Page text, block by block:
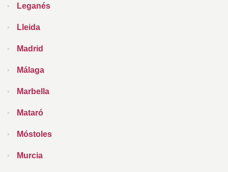
Leganés
Lleida
Madrid
Málaga
Marbella
Mataró
Móstoles
Murcia